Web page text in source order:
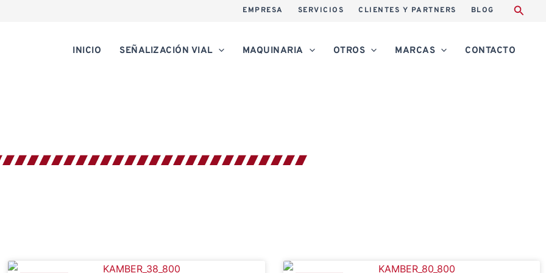
EMPRESA SERVICIOS CLIENTES Y PARTNERS BLOG
INICIO SEÑALIZACIÓN VIAL MAQUINARIA OTROS MARCAS CONTACTO